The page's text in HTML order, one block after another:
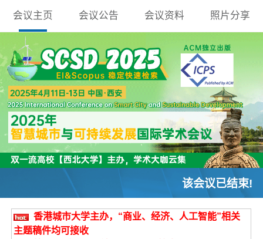
会议主页 会议公告 会议资料 照片分享
该会议已结束!
香港城市大学主办，“商业、经济、人工智能”相关
主题稿件均可接收